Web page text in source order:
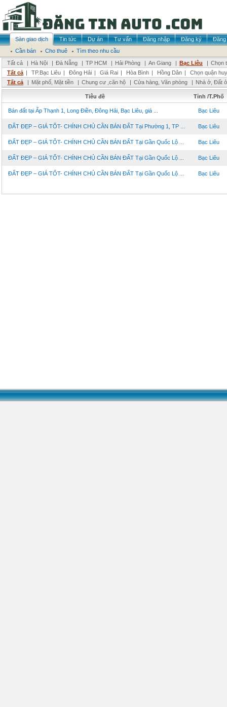
Sàn giao dịch Tin tức Dự án Tư vấn Đăng nhập Đăng ký
Đăng
Cần bán
Cho thuê
Tìm theo nhu cầu
Tất cả
| Hà Nội | Đà Nẵng | TP HCM | Hải Phòng | An Giang | Bạc Liêu | Chọn
Tất cả | TP.Bạc Liêu | Đông Hải | Giá Rai | Hòa Bình | Hồng Dân |
Chọn quận
Tất cả
| Mặt phố, Mặt tiền | Chung cư ,căn hộ | Cửa hàng, Văn phòng | Nhà ở, Đất ở
Tiêu đề Tỉnh /T.Phố
Bán đất tại Ấp Thạnh 1, Long Điền, Đông Hải, Bạc Liêu, giá ... Bạc Liêu
ĐẤT ĐẸP – GIÁ TỐT- CHÍNH CHỦ CẦN BÁN ĐẤT Tại Phường 1, TP ... Bạc Liêu
ĐẤT ĐẸP – GIÁ TỐT- CHÍNH CHỦ CẦN BÁN ĐẤT Tại Gần Quốc Lộ ... Bạc Liêu
ĐẤT ĐẸP – GIÁ TỐT- CHÍNH CHỦ CẦN BÁN ĐẤT Tại Gần Quốc Lộ ... Bạc Liêu
ĐẤT ĐẸP – GIÁ TỐT- CHÍNH CHỦ CẦN BÁN ĐẤT Tại Gần Quốc Lộ ... Bạc Liêu